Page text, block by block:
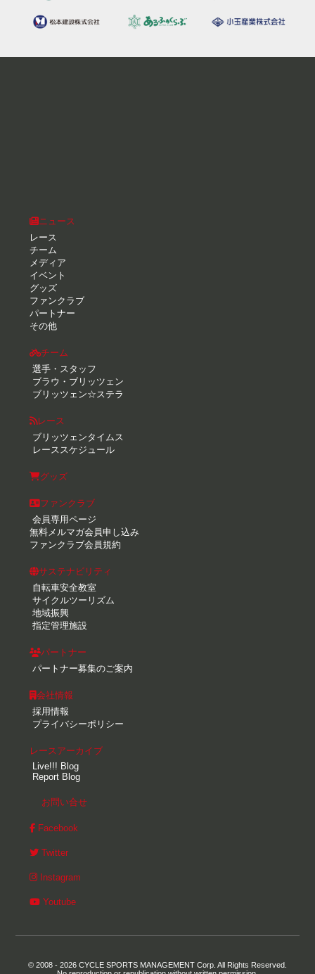
ニュース
レース
チーム
メディア
イベント
グッズ
ファンクラブ
パートナー
その他
チーム
選手・スタッフ
ブラウ・ブリッツェン
ブリッツェン☆ステラ
レース
ブリッツェンタイムス
レーススケジュール
グッズ
ファンクラブ
会員専用ページ
無料メルマガ会員申し込み
ファンクラブ会員規約
サステナビリティ
自転車安全教室
サイクルツーリズム
地域振興
指定管理施設
パートナー
パートナー募集のご案内
会社情報
採用情報
プライバシーポリシー
レースアーカイブ
Live!!! Blog
Report Blog
お問い合せ
Facebook
Twitter
Instagram
Youtube
© 2008 - 2026 CYCLE SPORTS MANAGEMENT Corp. All Rights Reserved.